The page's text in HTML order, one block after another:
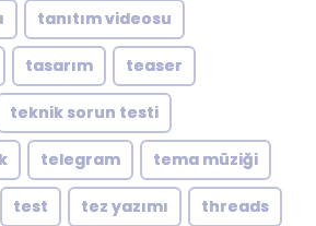
tanıtım videosu
tasarım teaser
teknik sorun testi
telegram tema müziği
test tez yazımı threads